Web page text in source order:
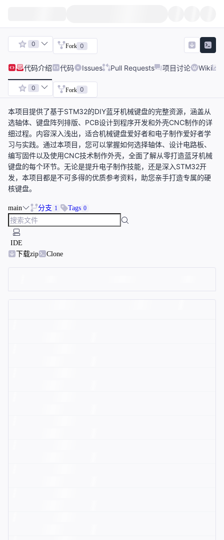
0 Fork 0
代码介绍 代码 Issues Pull Requests 项目讨论 Wiki
0 Fork 0
本项目提供了基于STM32的DIY蓝牙机械键盘的完整资源，涵盖从
选轴体、键盘阵列排版、PCB设计到程序开发和外壳CNC制作的详
细过程。内容深入浅出，适合机械键盘爱好者和电子制作爱好者学
习与实践。通过本项目，您可以掌握如何选择轴体、设计电路板、
编写固件以及使用CNC技术制作外壳，全面了解从零打造蓝牙机械
键盘的每个环节。无论是提升电子制作技能，还是深入STM32开
发，本项目都是不可多得的优质参考资料，助您亲手打造专属的硬
核键盘。
main 分支 1 Tags 0
IDE
下载zip
Clone